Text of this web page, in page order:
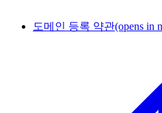
도메인 등록 약관(opens in